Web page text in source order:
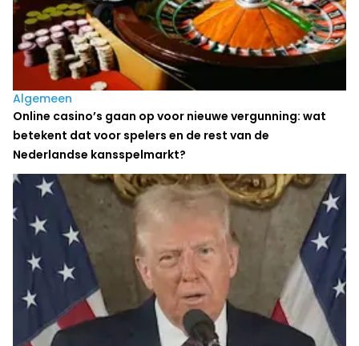
Algemeen
Online casino’s gaan op voor nieuwe vergunning: wat
betekent dat voor spelers en de rest van de
Nederlandse kansspelmarkt?